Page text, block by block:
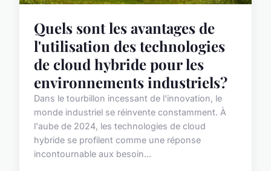
Quels sont les avantages de
l'utilisation des technologies
de cloud hybride pour les
environnements industriels?
Dans le tourbillon incessant de l'innovation, le
monde industriel se réinvente constamment. À
l'aube de 2024, les technologies de cloud
hybride se profilent comme une réponse
incontournable aux besoin...